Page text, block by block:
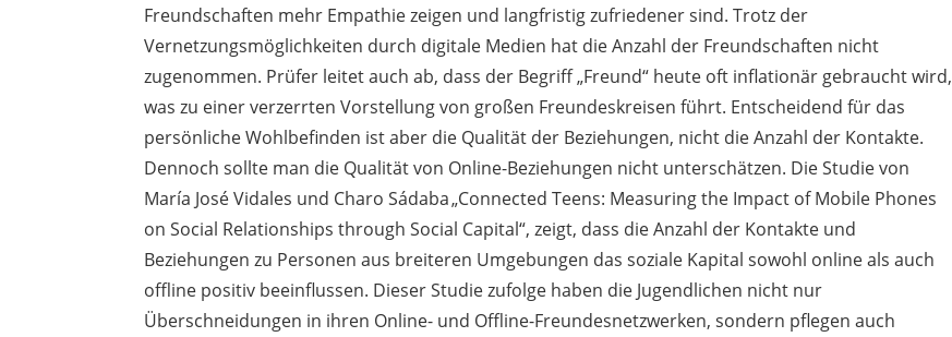
Freundschaften mehr Empathie zeigen und langfristig zufriedener sind. Trotz der
Vernetzungsmöglichkeiten durch digitale Medien hat die Anzahl der Freundschaften nicht
zugenommen. Prüfer leitet auch ab, dass der Begriff „Freund“ heute oft inflationär gebraucht wird,
was zu einer verzerrten Vorstellung von großen Freundeskreisen führt. Entscheidend für das
persönliche Wohlbefinden ist aber die Qualität der Beziehungen, nicht die Anzahl der Kontakte.
Dennoch sollte man die Qualität von Online-Beziehungen nicht unterschätzen. Die Studie von
María José Vidales und Charo Sádaba „Connected Teens: Measuring the Impact of Mobile Phones
on Social Relationships through Social Capital“, zeigt, dass die Anzahl der Kontakte und
Beziehungen zu Personen aus breiteren Umgebungen das soziale Kapital sowohl online als auch
offline positiv beeinflussen. Dieser Studie zufolge haben die Jugendlichen nicht nur
Überschneidungen in ihren Online- und Offline-Freundesnetzwerken, sondern pflegen auch